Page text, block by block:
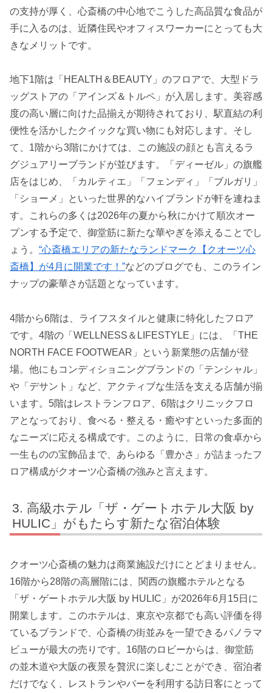
の支持が厚く、心斎橋の中心地でこうした高品質な食品が
手に入るのは、近隣住民やオフィスワーカーにとっても大
きなメリットです。
地下1階は「HEALTH＆BEAUTY」のフロアで、大型ドラ
ッグストアの「アインズ＆トルペ」が入居します。美容感
度の高い層に向けた品揃えが期待されており、駅直結の利
便性を活かしたクイックな買い物にも対応します。そし
て、1階から3階にかけては、この施設の顔とも言えるラ
グジュアリーブランドが並びます。「ディーゼル」の旗艦
店をはじめ、「カルティエ」「フェンディ」「ブルガリ」
「ショーメ」といった世界的なハイブランドが軒を連ねま
す。これらの多くは2026年の夏から秋にかけて順次オー
プンする予定で、御堂筋に新たな華やぎを添えることでし
ょう。 “心斎橋エリアの新たなランドマーク【クオーツ心
斎橋】が4月に開業です！”などのブログでも、このライン
ナップの豪華さが話題となっています。
4階から6階は、ライフスタイルと健康に特化したフロア
です。4階の「WELLNESS＆LIFESTYLE」には、「THE
NORTH FACE FOOTWEAR」という新業態の店舗が登
場。他にもコンディショニングブランドの「テンシャル」
や「デサント」など、アクティブな生活を支える店舗が揃
います。5階はレストランフロア、6階はクリニックフロ
アとなっており、食べる・整える・癒やすといった多面的
なニーズに応える構成です。このように、日常の食卓から
一生ものの宝飾品まで、あらゆる「豊かさ」が詰まったフ
ロア構成がクオーツ心斎橋の強みと言えます。
高級ホテル「ザ・ゲートホテル大阪 by
HULIC」がもたらす新たな宿泊体験
クオーツ心斎橋の魅力は商業施設だけにとどまりません。
16階から28階の高層階には、関西の旗艦ホテルとなる
「ザ・ゲートホテル大阪 by HULIC」が2026年6月15日に
開業します。このホテルは、東京や京都でも高い評価を得
ているブランドで、心斎橋の街並みを一望できるパノラマ
ビューが最大の売りです。16階のロビーからは、御堂筋
の並木道や大阪の夜景を贅沢に楽しむことができ、宿泊者
だけでなく、レストランやバーを利用する訪日客にとって